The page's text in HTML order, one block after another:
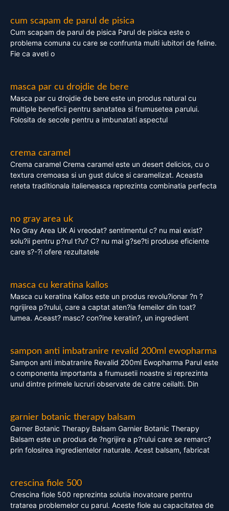
cum scapam de parul de pisica
Cum scapam de parul de pisica Parul de pisica este o
problema comuna cu care se confrunta multi iubitori de feline.
Fie ca aveti o
masca par cu drojdie de bere
Masca par cu drojdie de bere este un produs natural cu
multiple beneficii pentru sanatatea si frumusetea parului.
Folosita de secole pentru a imbunatati aspectul
crema caramel
Crema caramel Crema caramel este un desert delicios, cu o
textura cremoasa si un gust dulce si caramelizat. Aceasta
reteta traditionala italieneasca reprezinta combinatia perfecta
no gray area uk
No Gray Area UK Ai vreodat? sentimentul c? nu mai exist?
solu?ii pentru p?rul t?u? C? nu mai g?se?ti produse eficiente
care s?-?i ofere rezultatele
masca cu keratina kallos
Masca cu keratina Kallos este un produs revolu?ionar ?n ?
ngrijirea p?rului, care a captat aten?ia femeilor din toat?
lumea. Aceast? masc? con?ine keratin?, un ingredient
sampon anti imbatranire revalid 200ml ewopharma
Sampon anti imbatranire Revalid 200ml Ewopharma Parul este
o componenta importanta a frumusetii noastre si reprezinta
unul dintre primele lucruri observate de catre ceilalti. Din
garnier botanic therapy balsam
Garner Botanic Therapy Balsam Garnier Botanic Therapy
Balsam este un produs de ?ngrijire a p?rului care se remarc?
prin folosirea ingredientelor naturale. Acest balsam, fabricat
crescina fiole 500
Crescina fiole 500 reprezinta solutia inovatoare pentru
tratarea problemelor cu parul. Aceste fiole au capacitatea de